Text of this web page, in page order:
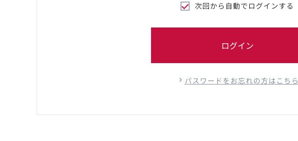
次回から自動でログインする
ログイン
パスワードをお忘れの方はこちら